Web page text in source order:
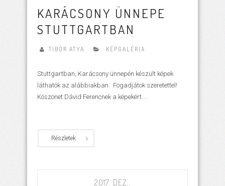
KARÁCSONY ÜNNEPE
STUTTGARTBAN
TIBOR ATYA KÉPGALÉRIA
Stuttgartban, Karácsony ünnepén készült képek
láthatók az alábbiakban. Fogadjátok szeretettel!
Köszönet Dávid Ferencnek a képekért....
Részletek
2017. DEZ..